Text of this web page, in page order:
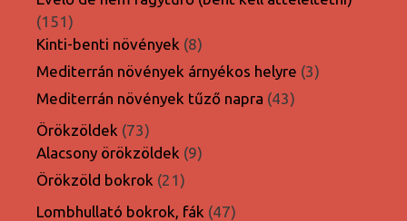
151151
termék
Kinti-benti növények 88
termék
Mediterrán növények árnyékos helyre 33
Mediterrán növények tűző napra 4343
Örökzöldek 7373
termék
Alacsony örökzöldek 99
Örökzöld bokrok 2121
termék
Lombhullató bokrok, fák 4747